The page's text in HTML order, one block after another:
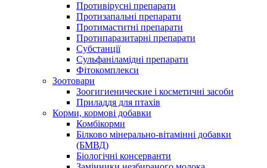
Противірусні препарати
Протизапальні препарати
Протимаститні препарати
Протипаразитарні препарати
Субстанції
Сульфаніламідні препарати
Фітокомплекси
Зоотовари
Зоогигиенические і косметичні засоби
Приладдя для птахів
Корми, кормові добавки
Комбікорми
Білково мінерально-вітамінні добавки
(БМВД)
Біологічні консерванти